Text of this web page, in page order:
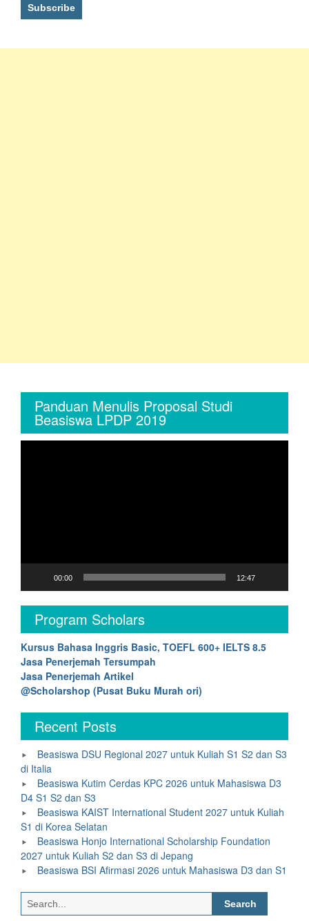
Panduan Menulis Proposal Studi
Beasiswa LPDP 2019
00:00 12:47
Program Scholars
Kursus Bahasa Inggris Basic, TOEFL 600+ IELTS 8.5
Jasa Penerjemah Tersumpah
Jasa Penerjemah Artikel
@Scholarshop (Pusat Buku Murah ori)
Recent Posts
Beasiswa DSU Regional 2027 untuk Kuliah S1 S2 dan S3
di Italia
Beasiswa Kutim Cerdas KPC 2026 untuk Mahasiswa D3
D4 S1 S2 dan S3
Beasiswa KAIST International Student 2027 untuk Kuliah
S1 di Korea Selatan
Beasiswa Honjo International Scholarship Foundation
2027 untuk Kuliah S2 dan S3 di Jepang
Beasiswa BSI Afirmasi 2026 untuk Mahasiswa D3 dan S1
Search
for: